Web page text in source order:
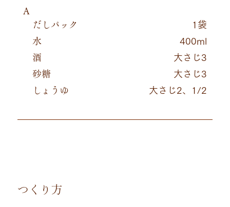
A
だしパック
1袋
水 400ml
酒 大さじ3
砂糖 大さじ3
しょうゆ 大さじ2、1/2
つくり方